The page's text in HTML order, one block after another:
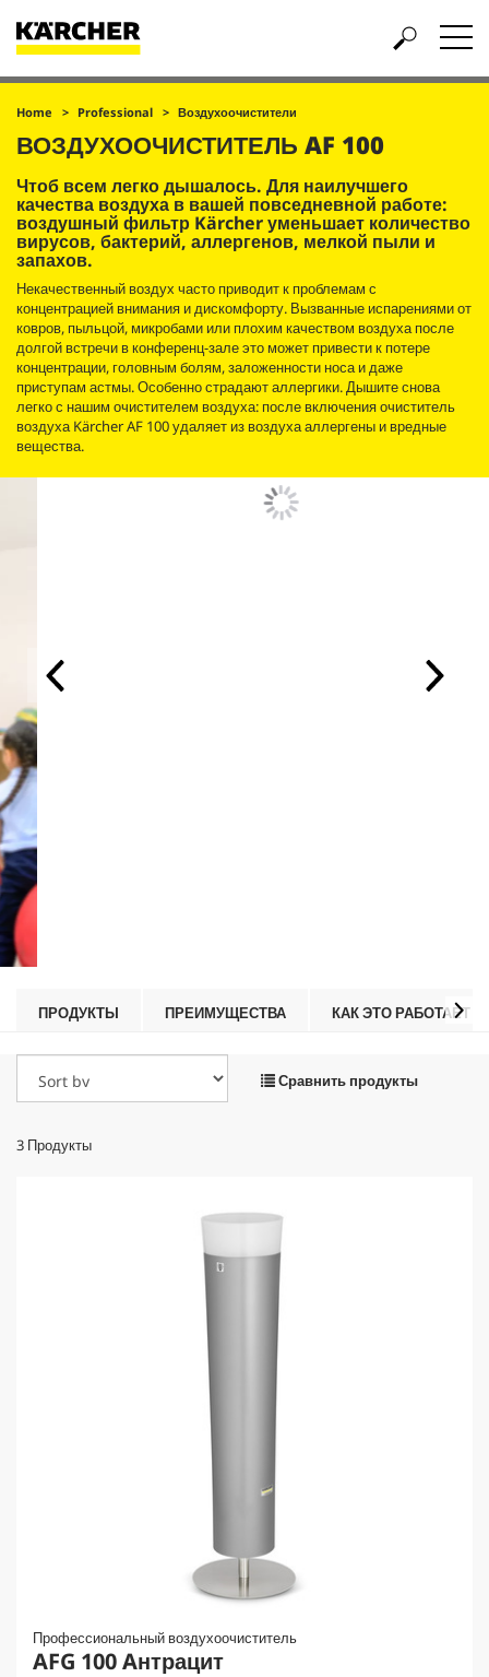
Home Professional Воздухоочистители
ВОЗДУХООЧИСТИТЕЛЬ AF 100
Чтоб всем легко дышалось. Для наилучшего
качества воздуха в вашей повседневной работе:
воздушный фильтр Kärcher уменьшает количество
вирусов, бактерий, аллергенов, мелкой пыли и
запахов.
Некачественный воздух часто приводит к проблемам с
концентрацией внимания и дискомфорту. Вызванные испарениями от
ковров, пыльцой, микробами или плохим качеством воздуха после
долгой встречи в конференц-зале это может привести к потере
концентрации, головным болям, заложенности носа и даже
приступам астмы. Особенно страдают аллергики. Дышите снова
легко с нашим очистителем воздуха: после включения очиститель
воздуха Kärcher AF 100 удаляет из воздуха аллергены и вредные
вещества.
ПРОДУКТЫ ПРЕИМУЩЕСТВА КАК ЭТО РАБОТАЕТ
Сравнить продукты
3 Продукты
Профессиональный воздухоочиститель
AFG 100 Aнтрацит